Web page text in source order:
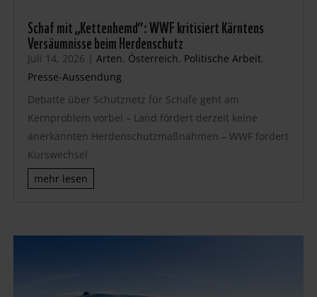
Schaf mit „Kettenhemd“: WWF kritisiert Kärntens
Versäumnisse beim Herdenschutz
Juli 14, 2026 | Arten, Österreich, Politische Arbeit,
Presse-Aussendung
Debatte über Schutznetz für Schafe geht am
Kernproblem vorbei – Land fördert derzeit keine
anerkannten Herdenschutzmaßnahmen – WWF fordert
Kurswechsel
mehr lesen